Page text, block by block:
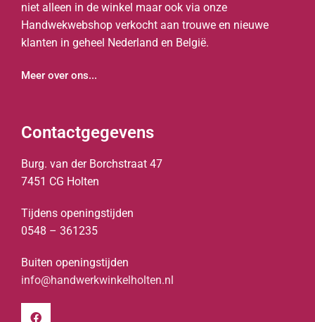
niet alleen in de winkel maar ook via onze
Handwekwebshop verkocht aan trouwe en nieuwe
klanten in geheel Nederland en België.
Meer over ons...
Contactgegevens
Burg. van der Borchstraat 47
7451 CG Holten
Tijdens openingstijden
0548 – 361235
Buiten openingstijden
info@handwerkwinkelholten.nl